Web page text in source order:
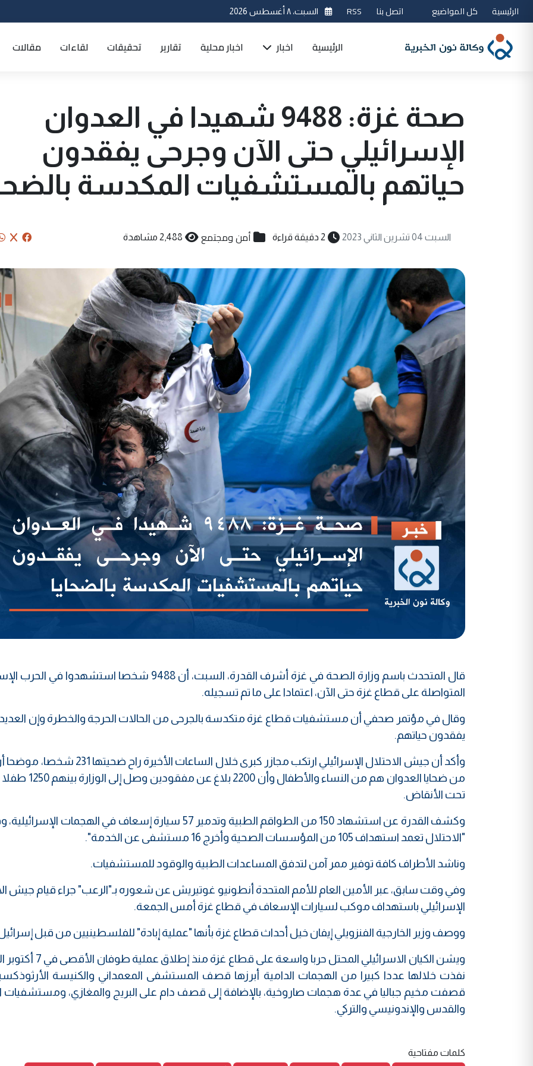
الرئيسية كل المواضيع اتصل بنا RSS السبت، ٨ أغسطس 2026
الرئيسية اخبار اخبار محلية تقارير تحقيقات لقاءات مقالات
صحة غزة: 9488 شهيدا في العدوان
الإسرائيلي حتى الآن وجرحى يفقدون
حياتهم بالمستشفيات المكدسة
السبت 04 تشرين الثاني 2023 2 دقيقة قراءة أمن ومجتمع 2,488 مشاهدة
قال المتحدث باسم وزارة الصحة في غزة أشرف القدرة، السبت، أن 9488 شخصا استشهدوا في
المتواصلة على قطاع غزة حتى الآن، اعتمادا على ما تم تسجيله.
وقال في مؤتمر صحفي أن مستشفيات قطاع غزة متكدسة بالجرحى من الحالات الحرجة والخطرة وإن
يفقدون حياتهم.
من ضحايا العدوان هم من النساء والأطفال وأن
تحت الأنقاض.
وكشف القدرة عن استشهاد 150 من الطواقم الطبية وتدمير 57 سيارة إسعاف في الهجمات
"الاحتلال تعمد استهداف 105 من المؤسسات الصحية وأخرج 16 مستشفى عن الخدمة".
وناشد الأطراف كافة توفير ممر آمن لتدفق المساعدات الطبية والوقود للمستشفيات.
وفي وقت سابق، عبر الأمين العام للأمم المتحدة أنطونيو غوتيريش عن شعوره بـ"الرعب" جراء قيام جيش
الإسرائيلي باستهداف موكب لسيارات الإسعاف في قطاع غزة أمس الجمعة.
ووصف وزير الخارجية الفنزويلي إيفان خيل أحداث قطاع غزة بأنها "عملية إبادة" للفلسطينيين من قبل
ويشن الكيان الاسرائيلي المحتل حربا واسعة على
نفذت خلالها عددا كبيرا من الهجمات الدامية أبرزها قصف المستشفى المعمداني والكنيسة
قصفت مخيم جباليا في عدة هجمات صاروخية، بالإضافة إلى قصف دام على البريج والمغازي، ومستشفيات
والقدس والإندونيسي والتركي.
كلمات مفتاحية